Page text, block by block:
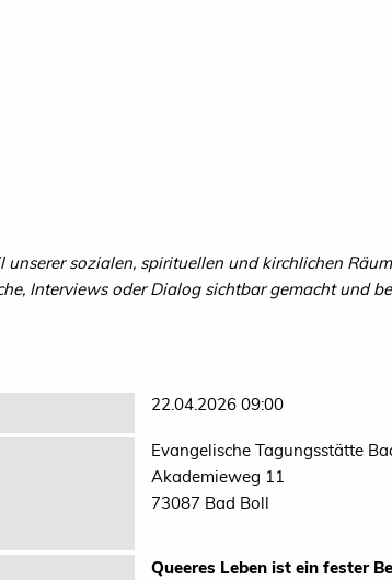
unserer sozialen, spirituellen und kirchlichen
Interviews oder Dialog sichtbar gemacht und
22.04.2026 09:00
Evangelische Tagungsstätte
Akademieweg 11
73087 Bad
Queeres Leben ist ein fester